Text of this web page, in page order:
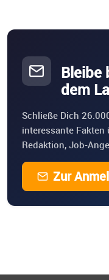
Bleibe
dem
Schließe Dich
interessante
Redaktion, Job-
Zur